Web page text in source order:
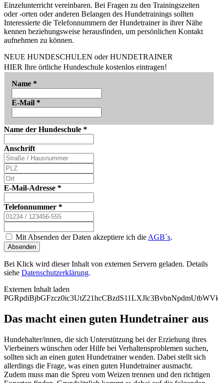
Einzelunterricht vereinbaren. Bei Fragen zu den Trainingszeiten
oder -orten oder anderen Belangen des Hundetrainings sollten
Interessierte die Telefonnummern der Hundetrainer in ihrer Nähe
kennen beziehungsweise herausfinden, um persönlichen Kontakt
aufnehmen zu können.
NEUE HUNDESCHULEN oder HUNDETRAINER
HIER Ihre örtliche Hundeschule kostenlos eintragen!
Name *
E-Mail *
Name der Hundeschule *
Anschrift
E-Mail-Adresse *
Telefonnummer *
Mit Absenden der Daten akzeptiere ich die AGB`s.
Absenden
Bei Klick wird dieser Inhalt von externen Servern geladen. Details
siehe Datenschutzerklärung.
Externen Inhalt laden
Das macht einen guten Hundetrainer aus
Hundehalter/innen, die sich Unterstützung bei der Erziehung ihres
Vierbeiners wünschen oder Hilfe bei Verhaltensproblemen suchen,
sollten sich an einen guten Hundetrainer wenden. Dabei stellt sich
allerdings die Frage, was einen guten Hundetrainer ausmacht.
Zudem muss man die Spreu vom Weizen trennen und den richtigen